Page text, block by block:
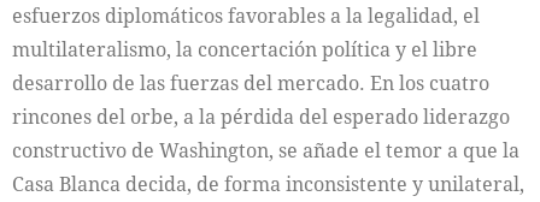
esfuerzos diplomáticos favorables a la legalidad, el
multilateralismo, la concertación política y el libre
desarrollo de las fuerzas del mercado. En los cuatro
rincones del orbe, a la pérdida del esperado liderazgo
constructivo de Washington, se añade el temor a que la
Casa Blanca decida, de forma inconsistente y unilateral,